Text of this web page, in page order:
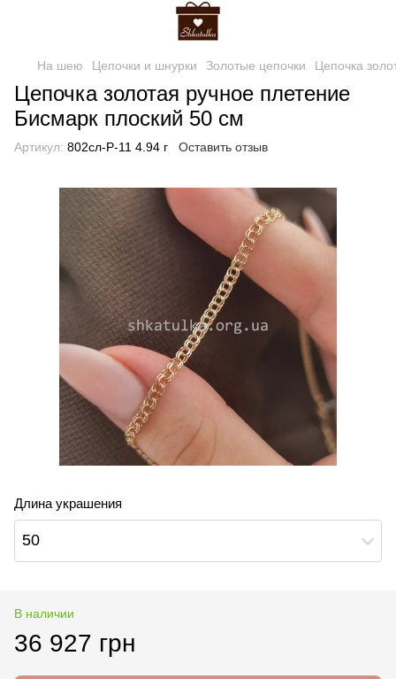
На шею Цепочки и шнурки Золотые цепочки Цепочка
Цепочка золотая ручное плетение
Бисмарк плоский 50 см
Артикул: 802сл-Р-11 4.94 г Оставить отзыв
Длина украшения
50
В наличии
36 927 грн